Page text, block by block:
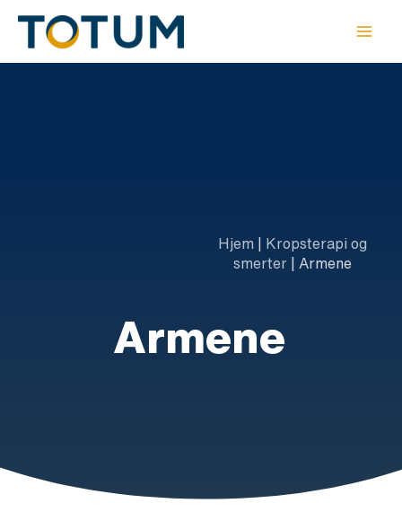
indholdet
Hjem
Kropsterapi og
smerter
Armene
Armene